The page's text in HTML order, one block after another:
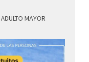
MAYOR